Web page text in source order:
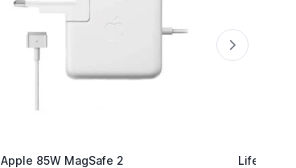
Apple 85W MagSafe 2
Lifemate